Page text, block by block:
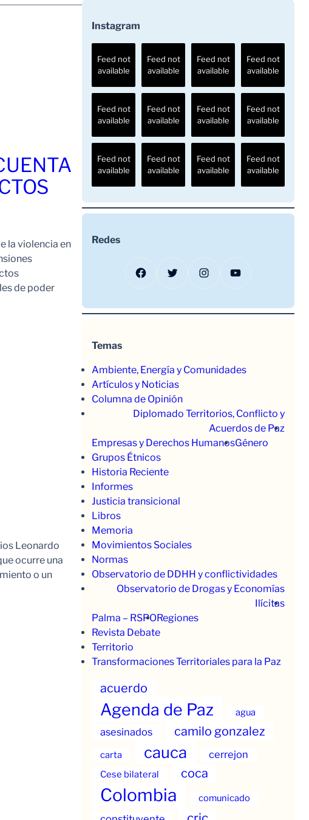
la violencia en
de poder
Leonardo
ocurre una
o un
Instagram
Feed not
available
Feed not
available
Feed not
available
Feed not
available
Feed not
available
Feed not
available
Feed not
available
Feed not
available
Feed not
available
Feed not
available
Feed not
available
Feed not
available
Redes
Facebook Twitter Instagram YouTube
Temas
Ambiente, Energía y Comunidades
Artículos y Noticias
Columna de Opinión
Diplomado Territorios, Conflicto y
Acuerdos de Paz
Empresas y Derechos HumanosGénero
Grupos Étnicos
Historia Reciente
Informes
Justicia transicional
Libros
Memoria
Movimientos Sociales
Normas
Observatorio de DDHH y conflictividades
Observatorio de Drogas y Economías
Ilícitas
Palma – RSPORegiones
Revista Debate
Territorio
Transformaciones Territoriales para la Paz
acuerdo
Agenda de Paz agua
asesinados camilo gonzalez
carta cauca cerrejon
Cese bilateral coca
Colombia comunicado